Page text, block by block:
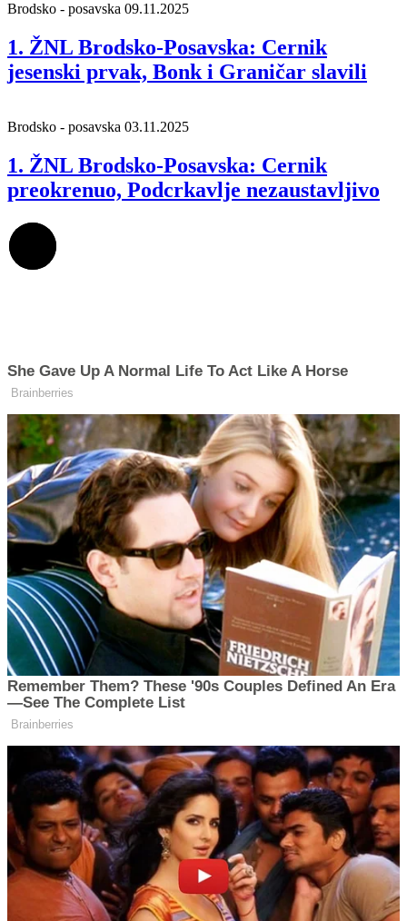
Brodsko - posavska 09.11.2025
1. ŽNL Brodsko-Posavska: Cernik
jesenski prvak, Bonk i Graničar slavili
Brodsko - posavska 03.11.2025
1. ŽNL Brodsko-Posavska: Cernik
preokrenuo, Podcrkavlje nezaustavljivo